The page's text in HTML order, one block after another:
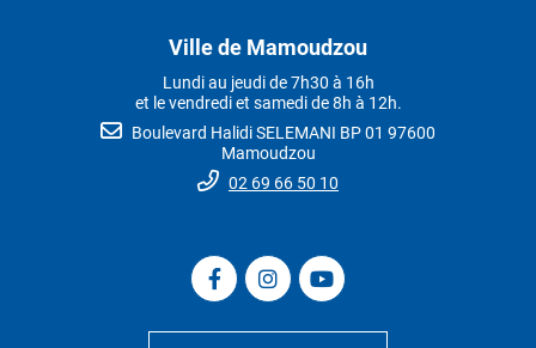
Ville de Mamoudzou
Lundi au jeudi de 7h30 à 16h
et le vendredi et samedi de 8h à 12h.
Boulevard Halidi SELEMANI BP 01 97600
Mamoudzou
02 69 66 50 10